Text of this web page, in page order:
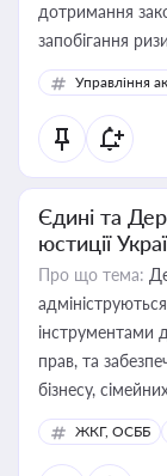
дотримання
запобігання
Управління
Єдині та
юстиції
Про що тема:
інструментами
прав, та
бізнесу,
ЖКГ, ОСББ